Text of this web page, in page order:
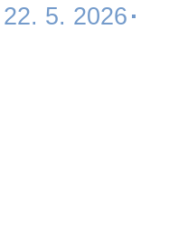
22. 5. 2026